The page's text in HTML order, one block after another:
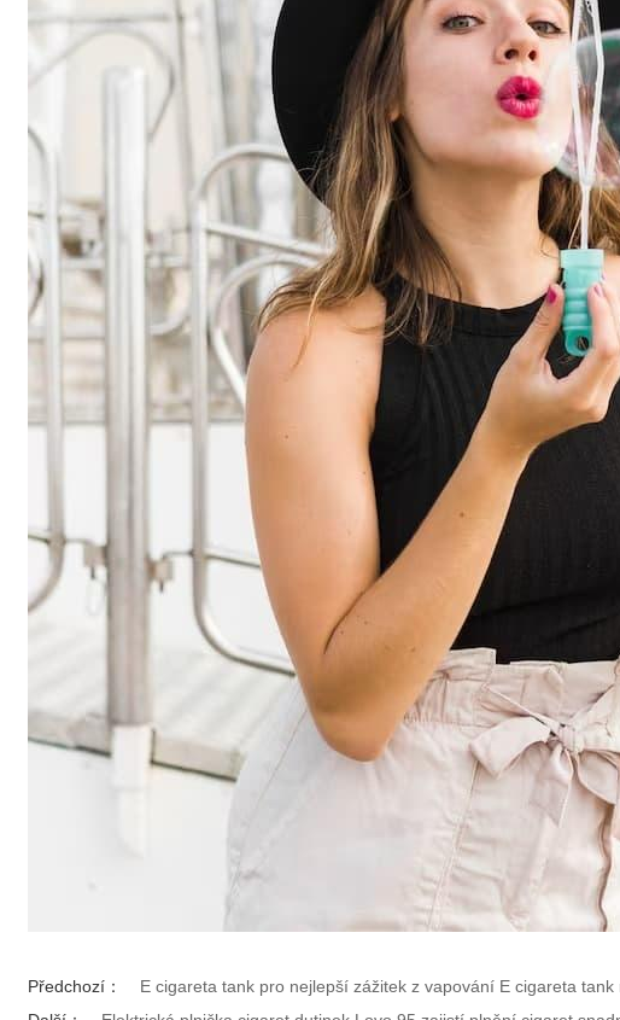
Předchozí：
E cigareta tank pro nejlepší zážitek z vapování E cigareta